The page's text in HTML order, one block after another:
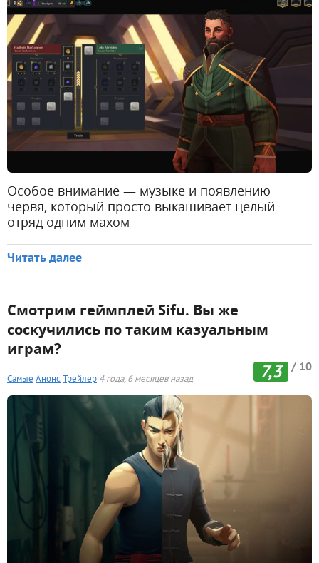
Особое внимание — музыке и появлению
червя, который просто выкашивает целый
отряд одним махом
Читать далее
Смотрим геймплей Sifu. Вы же
соскучились по таким казуальным
играм?
7,3 / 10
Самые АнонсТрейлер 4 года, 6 месяцев назад